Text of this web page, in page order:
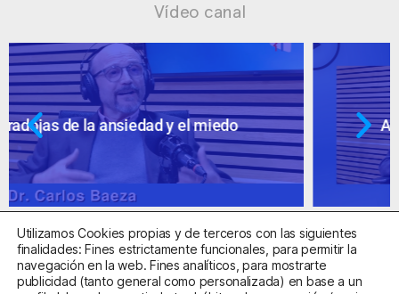
Vídeo canal
Ansiedad: supuestos cuestionables
Utilizamos Cookies propias y de terceros con las siguientes
finalidades: Fines estrictamente funcionales, para permitir la
navegación en la web. Fines analíticos, para mostrarte
publicidad (tanto general como personalizada) en base a un